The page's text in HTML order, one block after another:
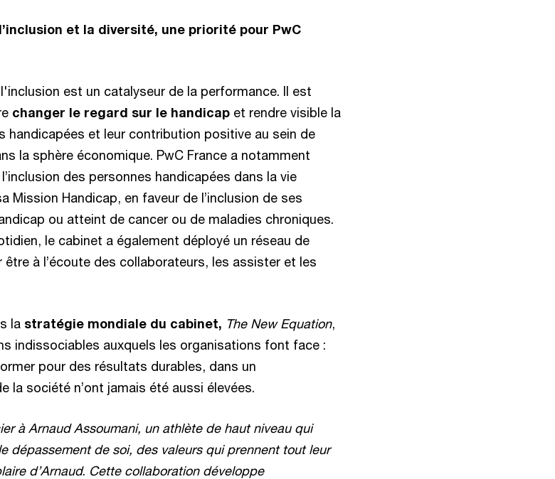
et la diversité, une priorité pour PwC
est un catalyseur de la performance. Il est
changer le regard sur le handicap et rendre visible la
handicapées et leur contribution positive au sein de
la sphère économique. PwC France a notamment
des personnes handicapées dans la vie
Mission Handicap, en faveur de l’inclusion de ses
ou atteint de cancer ou de maladies chroniques.
le cabinet a également déployé un réseau de
à l’écoute des collaborateurs, les assister et les
la stratégie mondiale du cabinet, The New Equation,
indissociables auxquels les organisations font face :
pour des résultats durables, dans un
la société n’ont jamais été aussi élevées.
à Arnaud Assoumani, un athlète de haut niveau qui
dépassement de soi, des valeurs qui prennent tout leur
d’Arnaud. Cette collaboration développe